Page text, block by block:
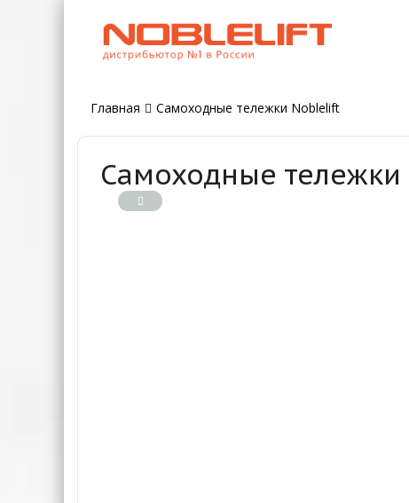
Главная Самоходные тележки Noblelift
Самоходные